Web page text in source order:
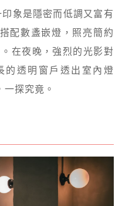
象是隱密而低調又富有
配數盞嵌燈，照亮簡約
在夜晚，強烈的光影對
的透明窗戶透出室內燈
探究竟。